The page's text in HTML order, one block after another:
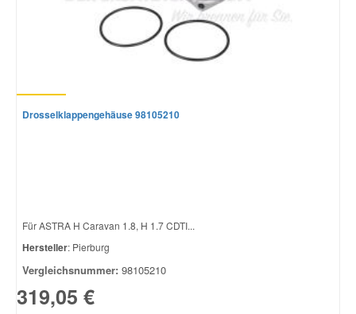
Drosselklappengehäuse 98105210
Für ASTRA H Caravan 1.8, H 1.7 CDTI...
Hersteller: Pierburg
Vergleichsnummer: 98105210
319,05 €